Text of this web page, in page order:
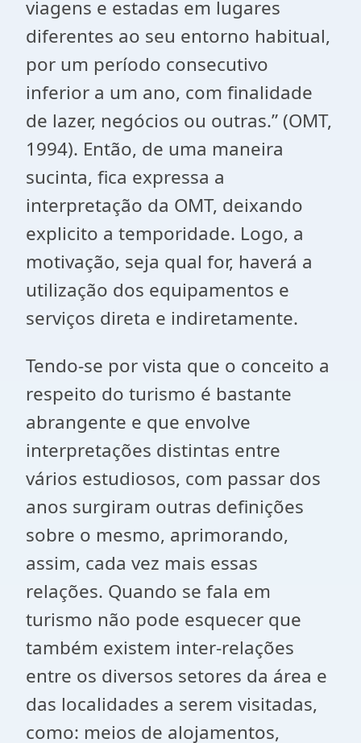
viagens e estadas em lugares
diferentes ao seu entorno habitual,
por um período consecutivo
inferior a um ano, com finalidade
de lazer, negócios ou outras.” (OMT,
1994). Então, de uma maneira
sucinta, fica expressa a
interpretação da OMT, deixando
explicito a temporidade. Logo, a
motivação, seja qual for, haverá a
utilização dos equipamentos e
serviços direta e indiretamente.
Tendo-se por vista que o conceito a
respeito do turismo é bastante
abrangente e que envolve
interpretações distintas entre
vários estudiosos, com passar dos
anos surgiram outras definições
sobre o mesmo, aprimorando,
assim, cada vez mais essas
relações. Quando se fala em
turismo não pode esquecer que
também existem inter-relações
entre os diversos setores da área e
das localidades a serem visitadas,
como: meios de alojamentos,